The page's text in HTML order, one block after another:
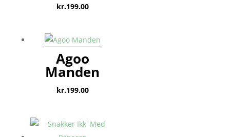
kr.199.00
Agoo
Manden
kr.199.00